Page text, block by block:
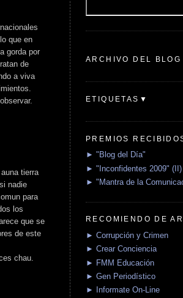
que en
gorda por
de
a viva
tierra
nadie
para
los
que se
de este
chau.
ARCHIVO DEL
ETIQUETAS▼
PREMIOS
► "Blog del Día"
► "Inconfidentes 2009" (II)
► "Mantra de la
RECOMIENDO DE
► Corrupción y Crimen
► Crear Conciencia
► FMM Educación
► Gen Periodístico
► Informate On-Line